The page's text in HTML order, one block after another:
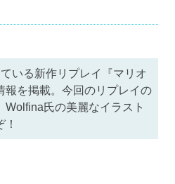
いる新作リプレイ『マリオ
報を掲載。今回のリプレイの
氏の美麗なイラスト